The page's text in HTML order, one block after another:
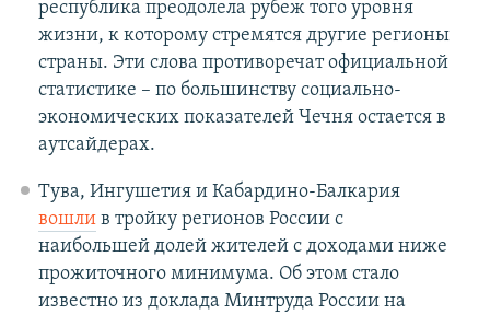
республика преодолела рубеж того уровня
жизни, к которому стремятся другие регионы
страны. Эти слова противоречат официальной
статистике – по большинству социально-
экономических показателей Чечня остается в
аутсайдерах.
Тува, Ингушетия и Кабардино-Балкария
вошлив тройку регионов России с
наибольшей долей жителей с доходами ниже
прожиточного минимума. Об этом стало
известно из доклада Минтруда России на